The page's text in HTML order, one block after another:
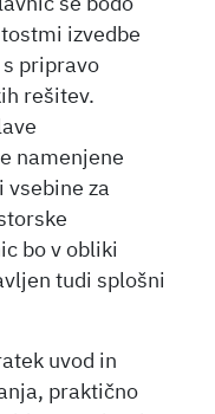
se bodo
izvedbe
pripravo
rešitev.
namenjene
vsebine za
bo v obliki
tudi splošni
uvod in
praktično